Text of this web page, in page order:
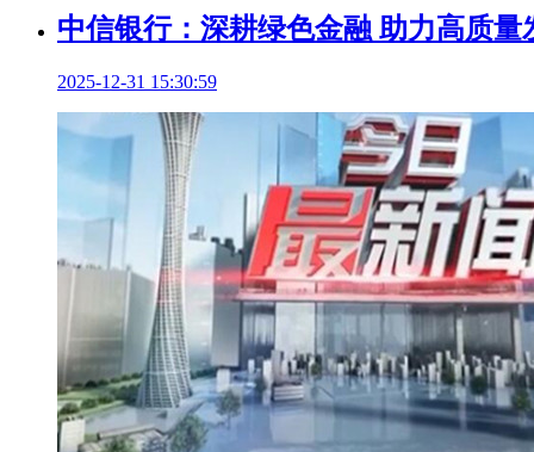
中信银行：深耕绿色金融 助力高质量
2025-12-31 15:30:59